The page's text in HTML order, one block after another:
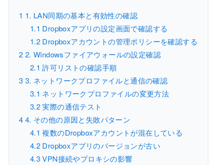
1 1. LAN同期の基本と有効性の確認
1.1 Dropboxアプリの設定画面で確認する
1.2Dropboxアカウントの管理ポリシーを確認する
2 2. Windowsファイアウォールの設定確認
2.1 許可リストの確認手順
3 3. ネットワークプロファイルと通信の確認
3.1 ネットワークプロファイルの変更方法
3.2実際の通信テスト
4 4. その他の原因と失敗パターン
4.1 複数のDropboxアカウントが混在している
4.2Dropboxアプリのバージョンが古い
4.3VPN接続やプロキシの影響